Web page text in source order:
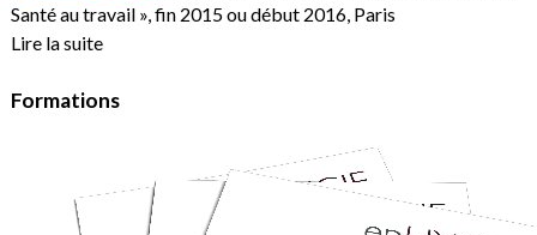
Santé au travail », fin 2015 ou début 2016, Paris
Lire la suite
Formations